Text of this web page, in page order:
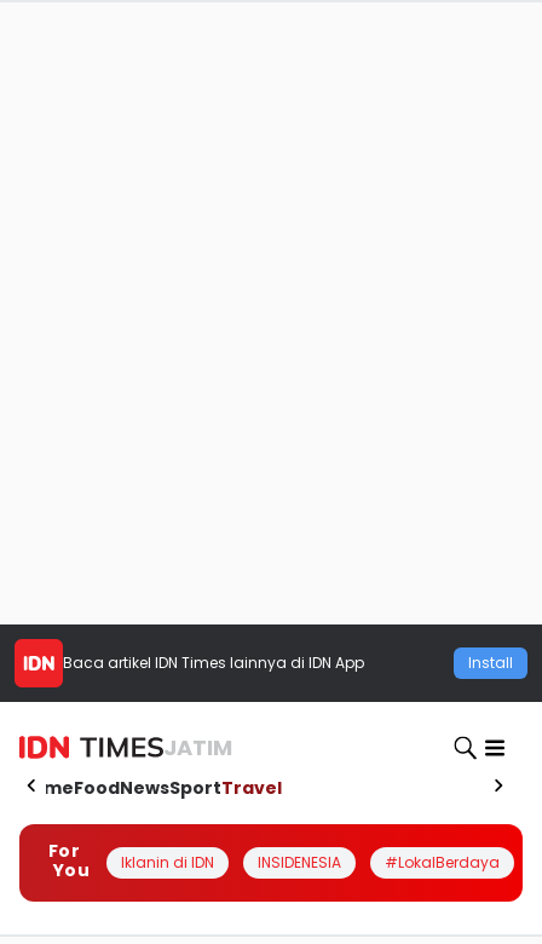
Baca artikel IDN Times lainnya di IDN App Install
JATIM
HomeFoodNewsSportTravel
For
You
Iklanin di IDN INSIDENESIA #LokalBerdaya